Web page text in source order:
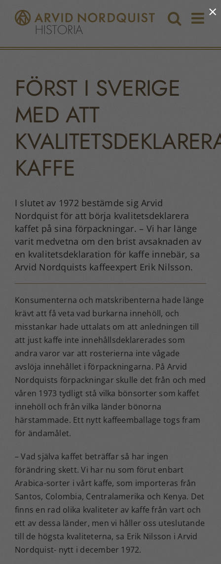
innehållet
FÖRST I SVERIGE
MED ATT
KAFFE
I slutet av 1972 bestämde sig Arvid
Nordquist för att börja kvalitetsdeklarera
kaffet på sina förpackningar. – Vi har länge
varit medvetna om den brist avsaknaden av
en kvalitetsdeklaration för kaffe innebär, sa
Arvid Nordquists kaffeexpert Erik Nilsson.
Konsumenterna och matskribenterna hade länge
krävt att få veta vad burkarna innehöll, och
misstankar hade uttalats om att anledningen till
att just kaffe inte innehållsdeklarerades som
andra varor var att rosterierna inte vågade
avslöja innehållet i förpackningarna. På Arvid
Nordquists förpackningar skulle det från och med
våren 1973 tydligt stå vilka bönsorter som kaffet
innehöll och från vilka länder bönorna
härstammade. Ett nytt kaffeemballage togs fram
för ändamålet.
– Vad själva kaffet beträffar så har ingen
förändring skett. Vi har nu som förut enbart
Arabica-sorter i vårt kaffe, som importeras från
Santos, Colombia, Centralamerika och Kenya. Det
finns en rad olika kvaliteter av kaffe från vart och
ett av dessa länder, men vi håller oss uteslutande
till de högsta kvaliteterna, sa Erik Nilsson i Arvid
Nordquist- nytt i december 1972.
×